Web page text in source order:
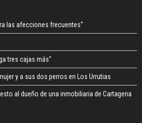
las afecciones frecuentes"
tres cajas más"
y a sus dos perros en Los Urrutias
al dueño de una inmobiliaria de Cartagena